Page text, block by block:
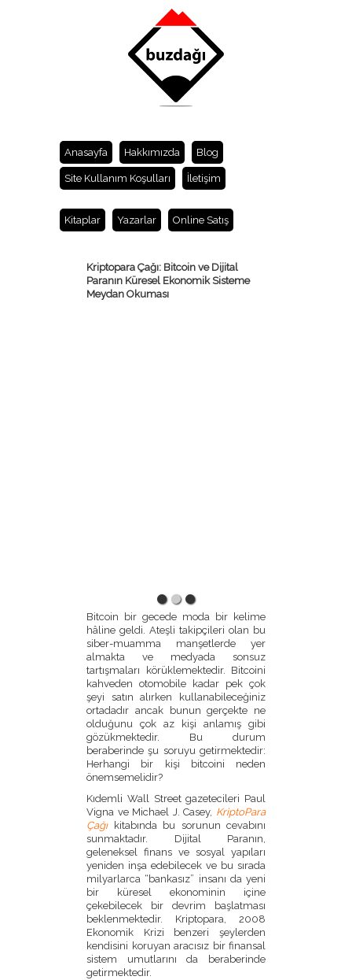
Anasayfa Hakkımızda Blog
Site Kullanım Koşulları İletişim
Kitaplar Yazarlar Online Satış
Kriptopara Çağı: Bitcoin ve Dijital
Paranın Küresel Ekonomik Sisteme
Meydan Okuması
Bitcoin bir gecede moda bir kelime
hâline geldi. Ateşli takipçileri olan bu
siber-muamma manşetlerde yer
almakta ve medyada sonsuz
tartışmaları körüklemektedir. Bitcoini
kahveden otomobile kadar pek çok
şeyi satın alırken kullanabileceğiniz
ortadadır ancak bunun gerçekte ne
olduğunu çok az kişi anlamış gibi
gözükmektedir. Bu durum
beraberinde şu soruyu getirmektedir:
Herhangi bir kişi bitcoini neden
önemsemelidir?
Kıdemli Wall Street gazetecileri Paul
Vigna ve Michael J. Casey, KriptoPara
Çağıkitabında bu sorunun cevabını
sunmaktadır. Dijital Paranın,
geleneksel finans ve sosyal yapıları
yeniden inşa edebilecek ve bu sırada
milyarlarca “bankasız” insanı da yeni
bir küresel ekonominin içine
çekebilecek bir devrim başlatması
beklenmektedir. Kriptopara, 2008
Ekonomik Krizi benzeri şeylerden
kendisini koruyan aracısız bir finansal
sistem umutlarını da beraberinde
getirmektedir.